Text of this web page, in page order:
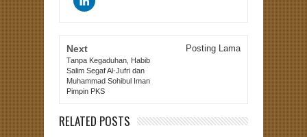
Next
Tanpa Kegaduhan, Habib
Salim Segaf Al-Jufri dan
Muhammad Sohibul Iman
Pimpin PKS
Posting Lama
RELATED POSTS